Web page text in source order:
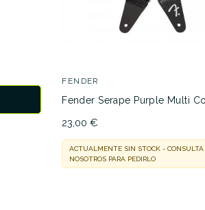
FENDER
Fender Serape Purple Multi
23,00 €
ACTUALMENTE SIN STOCK - CONSULTA
NOSOTROS PARA PEDIRLO